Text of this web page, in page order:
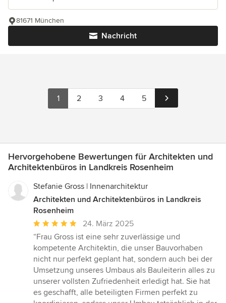
Nachricht
81671 München
1 2 3 4 5
Hervorgehobene Bewertungen für Architekten und
Architektenbüros in Landkreis Rosenheim
Stefanie Gross | Innenarchitektur
Architekten und Architektenbüros in Landkreis
Rosenheim
Durchschnittliche
Bewertung:
5
von
5
Sternen
24. März 2025
“Frau Gross ist eine sehr zuverlässige und
kompetente Architektin, die unser Bauvorhaben
nicht nur perfekt geplant hat, sondern auch bei der
Umsetzung unseres Umbaus als Bauleiterin alles zu
unserer vollsten Zufriedenheit erledigt hat. Sie hat
es geschafft, alle beteiligten Firmen perfekt zu